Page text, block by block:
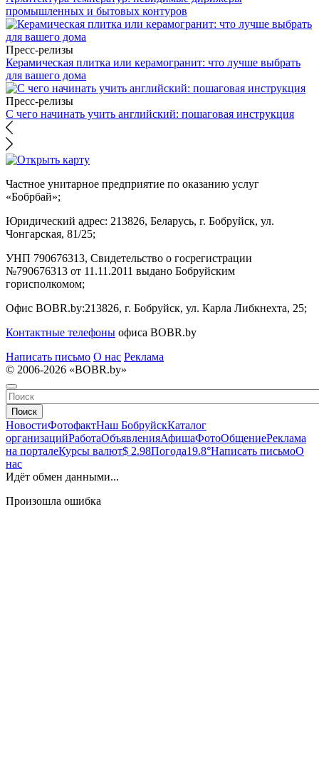
промышленных и бытовых контуров
Пресс-релизы
Керамическая плитка или керамогранит: что лучше выбрать
для вашего дома
Пресс-релизы
С чего начинать учить английский: пошаговая инструкция
Частное унитарное предприятие по оказанию услуг
«Бобрбай»;
Юридический адрес: 213826, Беларусь, г. Бобруйск, ул.
Чонгарская, 81/25;
УНП 790676313, Свидетельство о госрегистрации
№790676313 от 11.11.2011 выдано Бобруйским
горисполкомом;
Офис BOBR.by:213826, г. Бобруйск, ул. Карла Либкнехта, 25;
Контактные телефоны офиса BOBR.by
Написать письмо О нас Реклама
© 2006-2026 «BOBR.by»
Поиск
НовостиФотофактНаш БобруйскКаталог
организацийРаботаОбъявленияАфишаФотоОбщениеРеклама
на порталеКурсы валют$ 2.98Погода19.8°Написать письмоО
нас
Идёт обмен данными...
Произошла ошибка